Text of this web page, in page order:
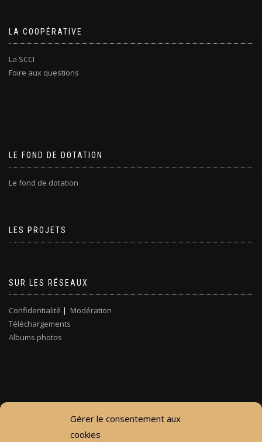
Gérer le consentement aux
cookies
LA COOPÉRATIVE
La SCCI
Foire aux questions
LE FOND DE DOTATION
Le fond de dotation
LES PROJETS
SUR LES RÉSEAUX
Confidentialité | Modération
Téléchargements
Albums photos